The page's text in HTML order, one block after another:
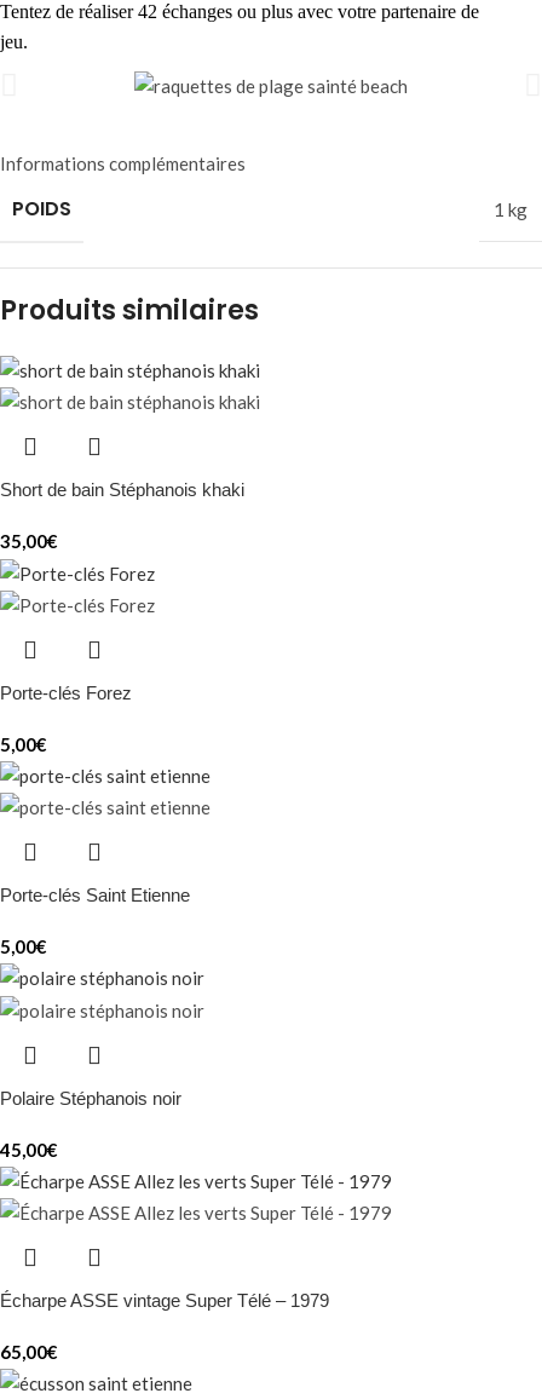
Tentez de réaliser 42 échanges ou plus avec votre partenaire de
jeu.
Informations complémentaires
POIDS 1 kg
Produits similaires
Short de bain Stéphanois khaki
35,00€
Porte-clés Forez
5,00€
Porte-clés Saint Etienne
5,00€
Polaire Stéphanois noir
45,00€
Écharpe ASSE vintage Super Télé – 1979
65,00€